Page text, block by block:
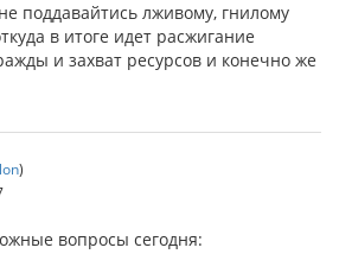
поддавайтись лживому, гнилому
в итоге идет расжигание
и захват ресурсов и конечно же
)
вопросы сегодня: